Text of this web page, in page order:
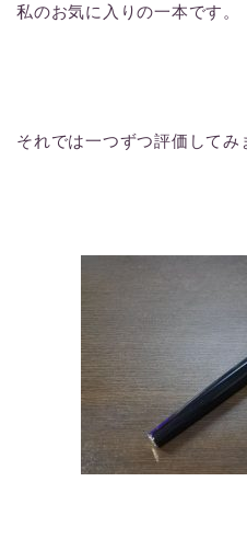
私のお気に入りの一本です。
それでは一つずつ評価してみ